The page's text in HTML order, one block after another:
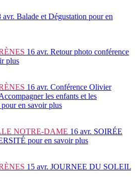
avr. Balade et Dégustation pour en
16 avr. Retour photo conférence
plus
16 avr. Conférence Olivier
les enfants et les
pour en savoir plus
NOTRE-DAME 16 avr. SOIRÉE
pour en savoir plus
15 avr. JOURNEE DU SOLEIL